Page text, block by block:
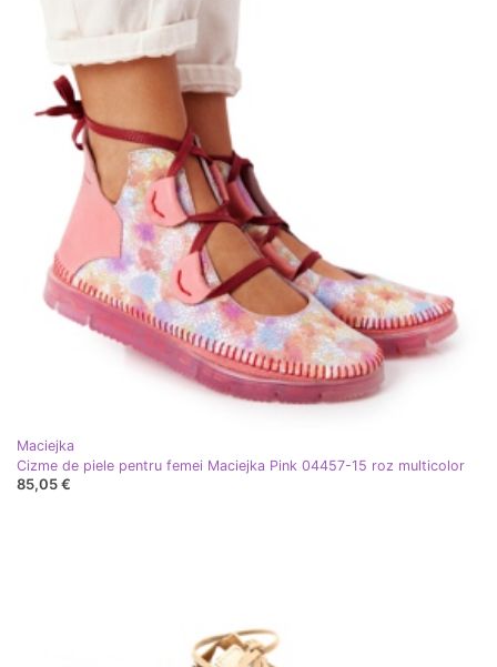
Maciejka
Cizme de piele pentru femei Maciejka Pink 04457-15 roz multicolor
85,05 €